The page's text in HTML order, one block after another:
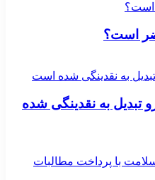
است؟
تبدیل به نقدینگی شده